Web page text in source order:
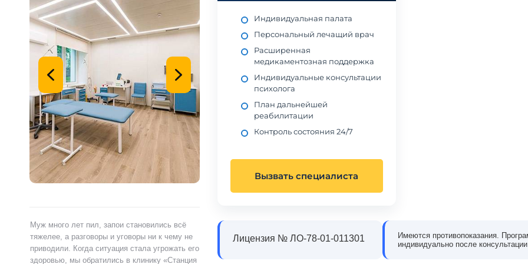
Муж много лет пил, запои становились всё
тяжелее, а разговоры и уговоры ни к чему не
приводили. Когда ситуация стала угрожать его
здоровью, мы обратились в клинику «Станция
Я сам обратился в наркологическую клинику
«Станция Жизни», когда понял, что алкоголь
страшно и стыдно, но на консультации эти
Обращались в частный наркологический
«Станция Жизни» из-за зависимости сына
наркотиков. Мы были в отчаянии и не
понимали, как правильно помочь. В клинике
Индивидуальная палата
Персональный лечащий врач
Расширенная
медикаментозная поддержка
Индивидуальные консультации
психолога
План дальнейшей
реабилитации
Контроль состояния 24/7
Вызвать специалиста
Лицензия № ЛО-78-01-011301
Имеются противопоказания.
индивидуально после